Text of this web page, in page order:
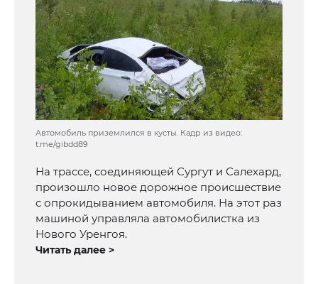
Автомобиль приземлился в кусты. Кадр из видео:
t.me/gibdd89
На трассе, соединяющей Сургут и Салехард,
произошло новое дорожное происшествие
с опрокидыванием автомобиля. На этот раз
машиной управляла автомобилистка из
Нового Уренгоя.
Читать далее >